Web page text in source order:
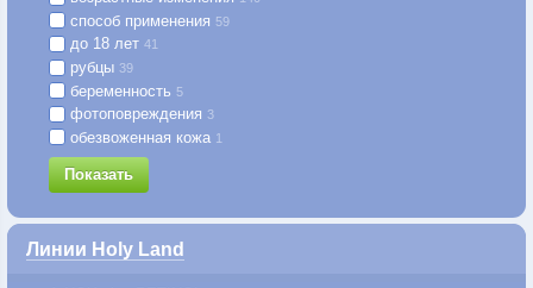
способ применения 59
до 18 лет 41
рубцы 39
беременность 5
фотоповреждения 3
обезвоженная кожа 1
Показать
Линии Holy Land